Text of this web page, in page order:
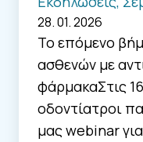
28. 01. 2026
Το επόμενο
ασθενών με
φάρμακαΣτις
οδοντίατροι
μας webinar